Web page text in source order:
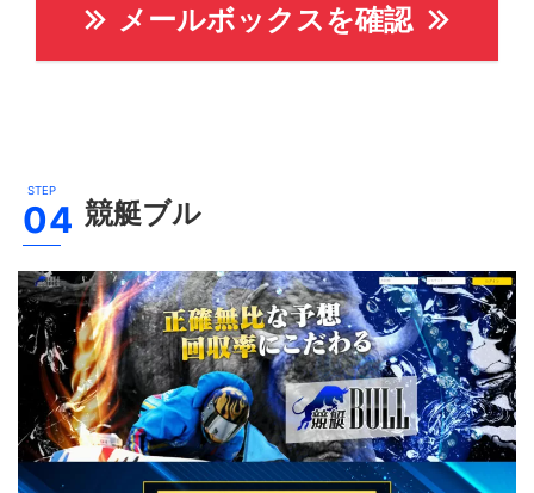
メールボックスを確認
競艇ブル